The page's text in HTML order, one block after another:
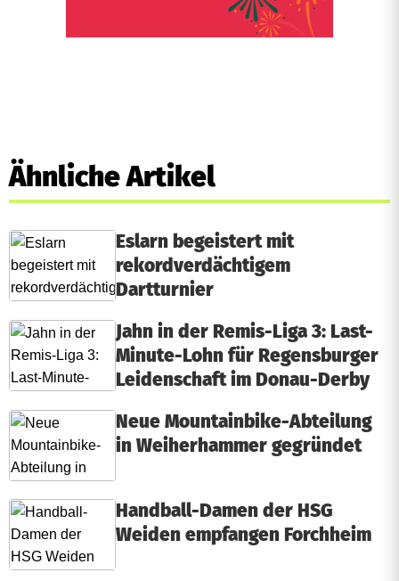
Ähnliche Artikel
Eslarn begeistert mit
rekordverdächtigem
Dartturnier
Jahn in der Remis-Liga 3: Last-
Minute-Lohn für Regensburger
Leidenschaft im Donau-Derby
Neue Mountainbike-Abteilung
in Weiherhammer gegründet
Handball-Damen der HSG
Weiden empfangen Forchheim